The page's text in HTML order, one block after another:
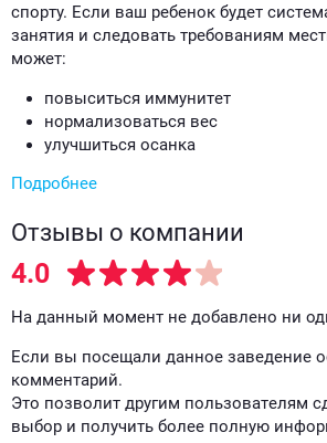
спорту. Если ваш ребенок будет
занятия и следовать требованиям
может:
повыситься иммунитет
нормализоваться вес
улучшиться осанка
Подробнее
Отзывы о компании
4.0
На данный момент не добавлено ни
Если вы посещали данное заведение
комментарий.
Это позволит другим пользователям
выбор и получить более полную